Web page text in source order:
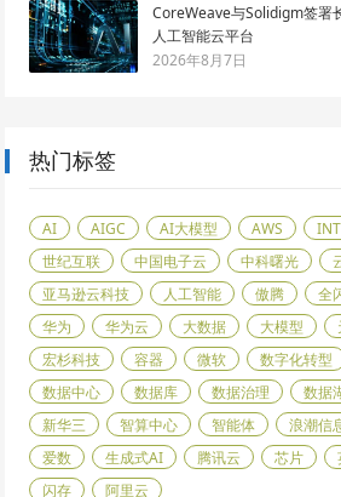
CoreWeave与Solidigm签署
人工智能云平台
2026年8月7日
热门标签
AI AIGC AI大模型 AWS
世纪互联
中国电子云 中科曙光
亚马逊云科技
人工智能 傲腾 全
华为
华为云 大数据 大模型
宏杉科技
容器 微软 数字化转型
数据中心
数据库 数据治理 数据
新华三
智算中心 智能体 浪潮信
爱数
生成式AI 腾讯云 芯片
闪存
阿里云